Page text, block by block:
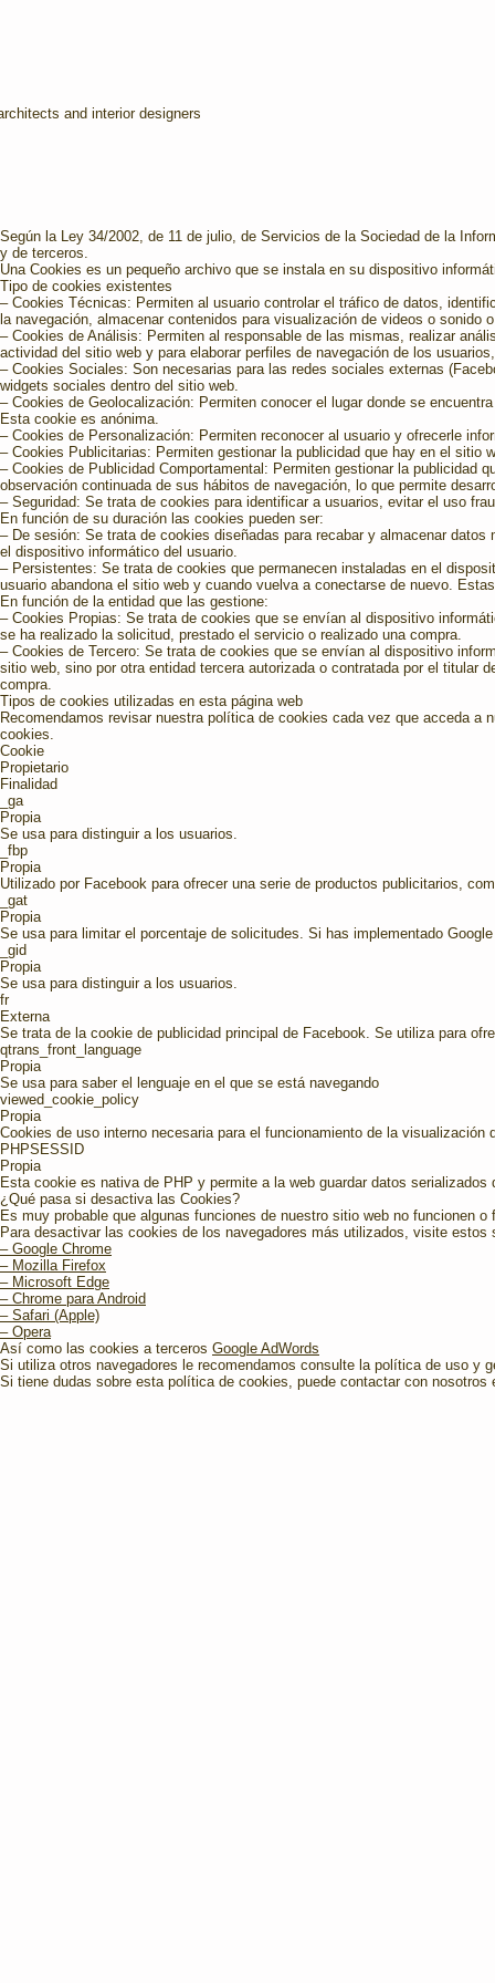
and interior designers
Según la Ley 34/2002, de 11 de julio, de Servicios de la Sociedad de la
y de terceros.
Una Cookies es un pequeño archivo que se instala en su dispositivo
Tipo de cookies existentes
– Cookies Técnicas: Permiten al usuario controlar el tráfico de datos,
la navegación, almacenar contenidos para visualización de videos o sonido
– Cookies de Análisis: Permiten al responsable de las mismas, realizar
actividad del sitio web y para elaborar perfiles de navegación de los
– Cookies Sociales: Son necesarias para las redes sociales externas
widgets sociales dentro del sitio web.
– Cookies de Geolocalización: Permiten conocer el lugar donde se
Esta cookie es anónima.
– Cookies de Personalización: Permiten reconocer al usuario y ofrecerle
– Cookies Publicitarias: Permiten gestionar la publicidad que hay en el sitio
– Cookies de Publicidad Comportamental: Permiten gestionar la publicidad
observación continuada de sus hábitos de navegación, lo que permite
– Seguridad: Se trata de cookies para identificar a usuarios, evitar el uso
En función de su duración las cookies pueden ser:
– De sesión: Se trata de cookies diseñadas para recabar y almacenar
el dispositivo informático del usuario.
– Persistentes: Se trata de cookies que permanecen instaladas en el
usuario abandona el sitio web y cuando vuelva a conectarse de nuevo.
En función de la entidad que las gestione:
– Cookies Propias: Se trata de cookies que se envían al dispositivo
se ha realizado la solicitud, prestado el servicio o realizado una compra.
– Cookies de Tercero: Se trata de cookies que se envían al dispositivo
sitio web, sino por otra entidad tercera autorizada o contratada por el titular
compra.
Tipos de cookies utilizadas en esta página web
Recomendamos revisar nuestra política de cookies cada vez que acceda
cookies.
Cookie
Propietario
Finalidad
_ga
Propia
Se usa para distinguir a los usuarios.
_fbp
Propia
Utilizado por Facebook para ofrecer una serie de productos publicitarios,
_gat
Propia
Se usa para limitar el porcentaje de solicitudes. Si has implementado
_gid
Propia
Se usa para distinguir a los usuarios.
fr
Externa
Se trata de la cookie de publicidad principal de Facebook. Se utiliza para
qtrans_front_language
Propia
Se usa para saber el lenguaje en el que se está navegando
viewed_cookie_policy
Propia
Cookies de uso interno necesaria para el funcionamiento de la visualización
PHPSESSID
Propia
Esta cookie es nativa de PHP y permite a la web guardar datos serializados
¿Qué pasa si desactiva las Cookies?
Es muy probable que algunas funciones de nuestro sitio web no funcionen o
Para desactivar las cookies de los navegadores más utilizados, visite estos
– Google Chrome
– Mozilla Firefox
– Microsoft Edge
– Chrome para Android
– Safari (Apple)
– Opera
Así como las cookies a terceros Google AdWords
Si utiliza otros navegadores le recomendamos consulte la política de uso y
Si tiene dudas sobre esta política de cookies, puede contactar con nosotros